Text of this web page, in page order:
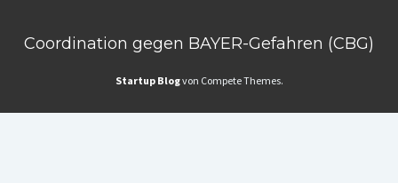
Coordination gegen BAYER-Gefahren (CBG)
Startup Blogvon Compete Themes.